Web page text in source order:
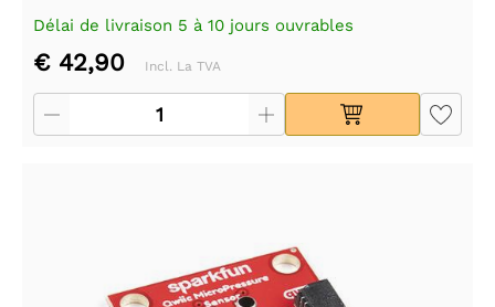
Délai de livraison 5 à 10 jours ouvrables
€ 42,90 Incl. La TVA